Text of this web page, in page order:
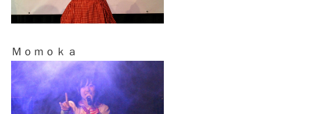
Ｍｏｍｏｋａ